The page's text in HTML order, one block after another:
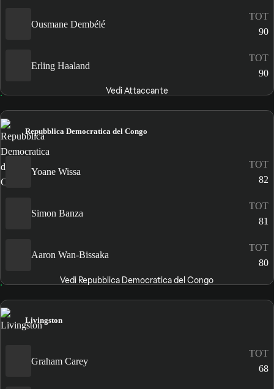
Ousmane Dembélé
TOT
90
Erling Haaland
TOT
90
Vedi Attaccante
Repubblica Democratica del Congo
Yoane Wissa
TOT
82
Simon Banza
TOT
81
Aaron Wan-Bissaka
TOT
80
Vedi Repubblica Democratica del Congo
Livingston
Graham Carey
TOT
68